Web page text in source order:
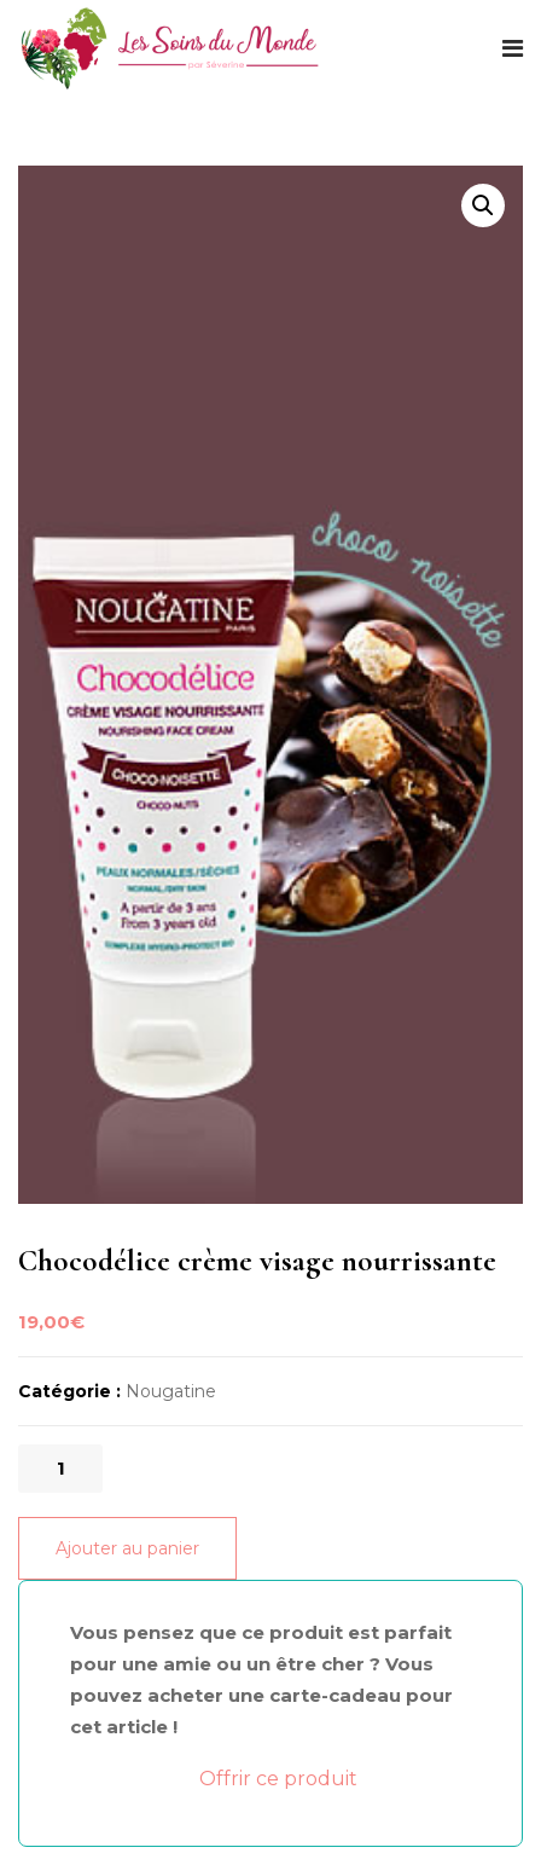
Chocodélice crème visage nourrissante
19,00€
Catégorie : Nougatine
quantité
Chocodélice
crème
visage
Ajouter au panier
Vous pensez que ce produit est parfait
pour une amie ou un être cher ? Vous
pouvez acheter une carte-cadeau pour
cet article !
Offrir ce produit